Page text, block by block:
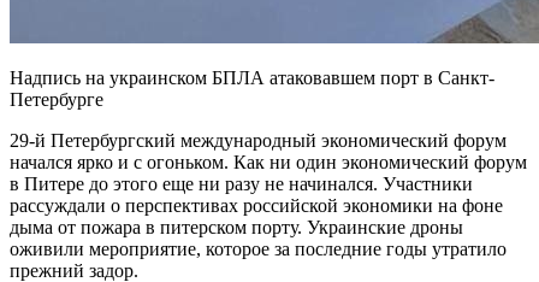
Надпись на украинском БПЛА атаковавшем порт в Санкт-
Петербурге
29-й Петербургский международный экономический форум
начался ярко и с огоньком. Как ни один экономический форум
в Питере до этого еще ни разу не начинался. Участники
рассуждали о перспективах российской экономики на фоне
дыма от пожара в питерском порту. Украинские дроны
оживили мероприятие, которое за последние годы утратило
прежний задор.